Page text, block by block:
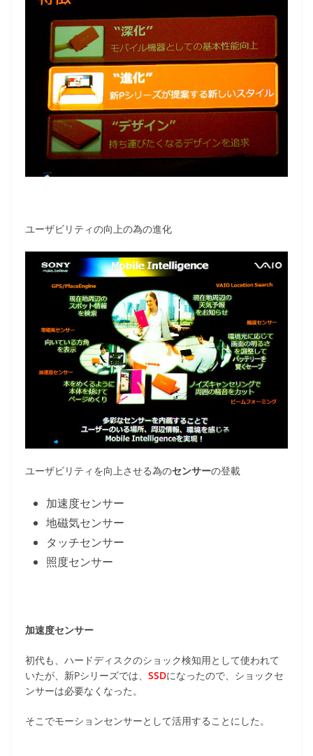
ユーザビリティの向上の為の進化
ユーザビリティを向上させる為のセンサーの登載
加速度センサー
地磁気センサー
タッチセンサー
照度センサー
加速度センサー
初代も、ハードディスクのショック検知用として使われて
いたが、新Pシリーズでは、 SSDになったので、ショックセ
ンサーは必要なくなった。
そこでモーションセンサーとして活用することにした。